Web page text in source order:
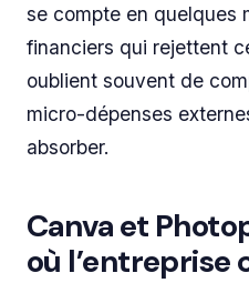
se compte en quelques
financiers qui rejettent
oublient souvent de
micro-dépenses
absorber.
Canva et
où l’entreprise